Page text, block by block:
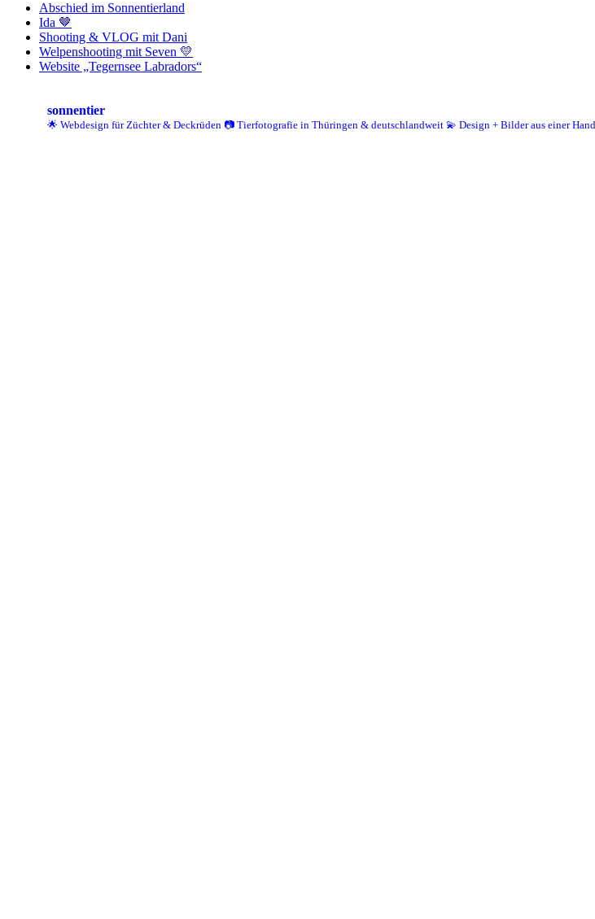
Abschied im Sonnentierland
Ida 🤎
Shooting & VLOG mit Dani
Welpenshooting mit Seven 💛
Website „Tegernsee Labradors“
sonnentier
🌟 Webdesign für Züchter & Deckrüden 📷 Tierfotografie in Thüringen & deutschlandweit 💫 Design + Bilder aus einer Hand